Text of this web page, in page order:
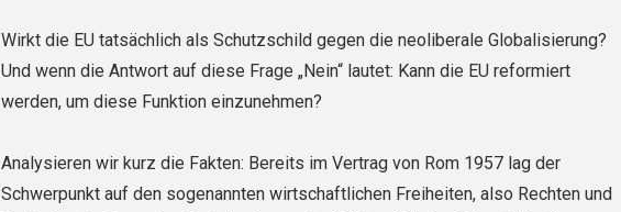
Wirkt die EU tatsächlich als Schutzschild gegen die neoliberale Globalisierung?
Und wenn die Antwort auf diese Frage „Nein“ lautet: Kann die EU reformiert
werden, um diese Funktion einzunehmen?
Analysieren wir kurz die Fakten: Bereits im Vertrag von Rom 1957 lag der
Schwerpunkt auf den sogenannten wirtschaftlichen Freiheiten, also Rechten und